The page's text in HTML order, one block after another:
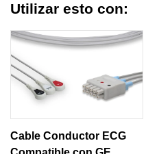
Utilizar esto con:
Cable Conductor ECG